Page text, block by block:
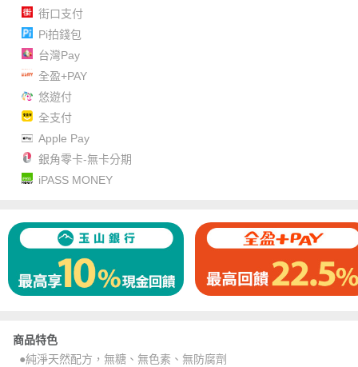
街口支付
Pi拍錢包
台灣Pay
全盈+PAY
悠遊付
全支付
Apple Pay
銀角零卡-無卡分期
iPASS MONEY
商品特色
●純淨天然配方，無糖、無色素、無防腐劑